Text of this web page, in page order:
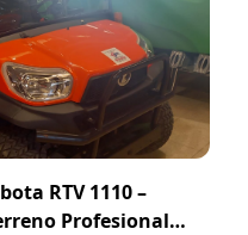
RTV 1110 –
Profesional